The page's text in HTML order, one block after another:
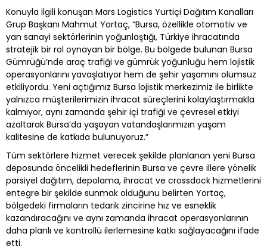
Konuyla ilgili konuşan Mars Logistics Yurtiçi Dağıtım Kanalları
Grup Başkanı Mahmut Yortaç, “Bursa, özellikle otomotiv ve
yan sanayi sektörlerinin yoğunlaştığı, Türkiye ihracatında
stratejik bir rol oynayan bir bölge. Bu bölgede bulunan Bursa
Gümrüğü’nde araç trafiği ve gümrük yoğunluğu hem lojistik
operasyonlarını yavaşlatıyor hem de şehir yaşamını olumsuz
etkiliyordu. Yeni açtığımız Bursa lojistik merkezimiz ile birlikte
yalnızca müşterilerimizin ihracat süreçlerini kolaylaştırmakla
kalmıyor, aynı zamanda şehir içi trafiği ve çevresel etkiyi
azaltarak Bursa’da yaşayan vatandaşlarımızın yaşam
kalitesine de katkıda bulunuyoruz.”
Tüm sektörlere hizmet verecek şekilde planlanan yeni Bursa
deposunda öncelikli hedeflerinin Bursa ve çevre illere yönelik
parsiyel dağıtım, depolama, ihracat ve crossdock hizmetlerini
entegre bir şekilde sunmak olduğunu belirten Yortaç,
bölgedeki firmaların tedarik zincirine hız ve esneklik
kazandıracağını ve aynı zamanda ihracat operasyonlarının
daha planlı ve kontrollü ilerlemesine katkı sağlayacağını ifade
etti.